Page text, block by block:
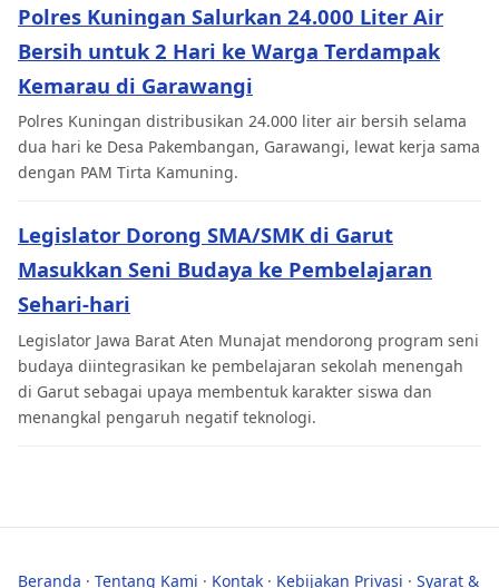
Polres Kuningan Salurkan 24.000 Liter Air
Bersih untuk 2 Hari ke Warga Terdampak
Kemarau di Garawangi
Polres Kuningan distribusikan 24.000 liter air bersih selama
dua hari ke Desa Pakembangan, Garawangi, lewat kerja sama
dengan PAM Tirta Kamuning.
Legislator Dorong SMA/SMK di Garut
Masukkan Seni Budaya ke Pembelajaran
Sehari-hari
Legislator Jawa Barat Aten Munajat mendorong program seni
budaya diintegrasikan ke pembelajaran sekolah menengah
di Garut sebagai upaya membentuk karakter siswa dan
menangkal pengaruh negatif teknologi.
Beranda · Tentang Kami · Kontak · Kebijakan Privasi · Syarat &